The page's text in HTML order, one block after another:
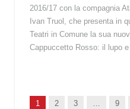
2016/17 con la compagnia
Ivan Truol, che presenta in
Teatri in Comune la sua
Cappuccetto Rosso: il lupo
1 2 3 … 9